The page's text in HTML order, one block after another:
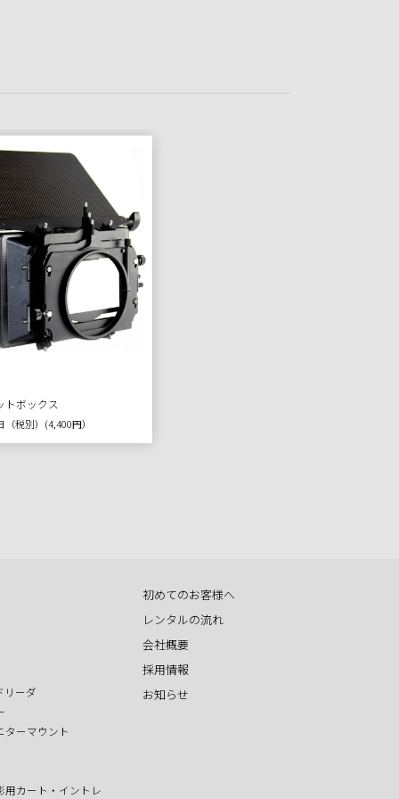
トボックス
（税別） (4,400円）
リーダ
ターマウント
用カート・イントレ
初めてのお客様へ
レンタルの流れ
会社概要
採用情報
お知らせ